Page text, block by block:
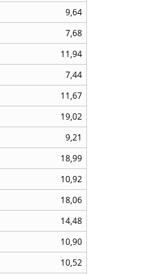
9,64
7,68
11,94
7,44
11,67
19,02
9,21
18,99
10,92
18,06
14,48
10,90
10,52